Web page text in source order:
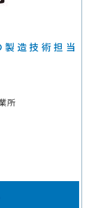
製造技術担当
所